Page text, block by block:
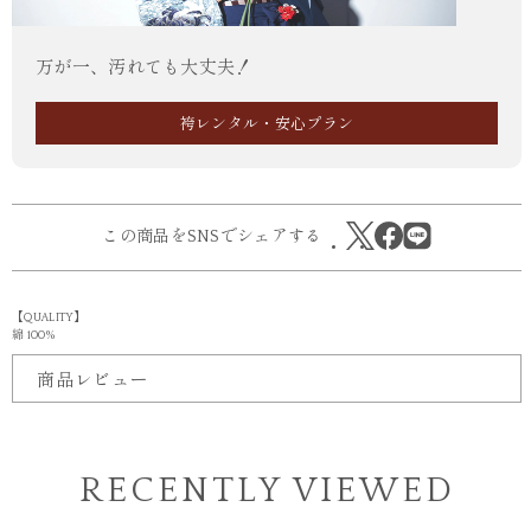
万が一、汚れても大丈夫！
袴レンタル・安心プラン
この商品をSNSでシェアする
【QUALITY】
綿 100%
商品レビュー
RECENTLY VIEWED